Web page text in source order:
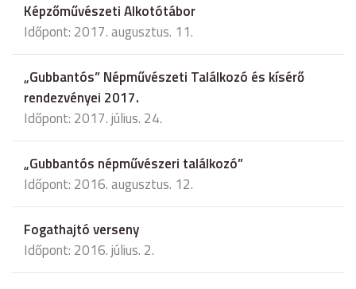
Képzőművészeti Alkotótábor
Időpont: 2017. augusztus. 11.
„Gubbantós” Népművészeti Találkozó és kísérő
rendezvényei 2017.
Időpont: 2017. július. 24.
„Gubbantós népművészeri találkozó”
Időpont: 2016. augusztus. 12.
Fogathajtó verseny
Időpont: 2016. július. 2.